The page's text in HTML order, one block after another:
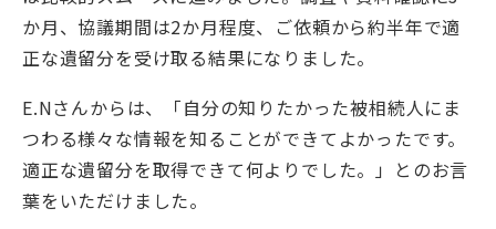
か月、協議期間は2か月程度、ご依頼から約半年で適
正な遺留分を受け取る結果になりました。
E.Nさんからは、「自分の知りたかった被相続人にま
つわる様々な情報を知ることができてよかったです。
適正な遺留分を取得できて何よりでした。」とのお言
葉をいただけました。